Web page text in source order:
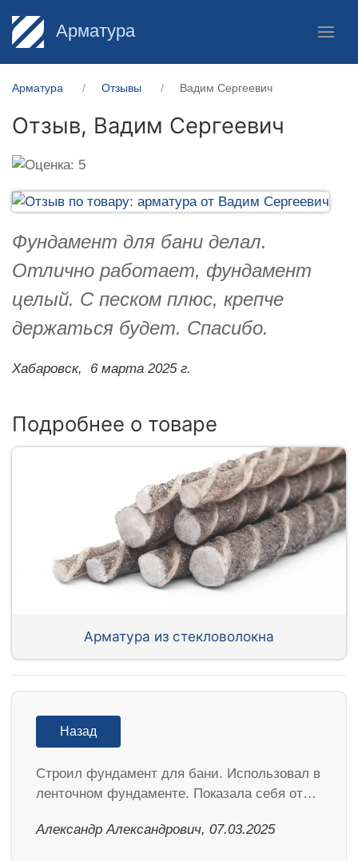
Арматура
Арматура Отзывы Вадим Сергеевич
Отзыв, Вадим Сергеевич
Фундамент для бани делал.
Отлично работает, фундамент
целый. С песком плюс, крепче
держаться будет. Спасибо.
Хабаровск, 6 марта 2025 г.
Подробнее о товаре
Арматура из стекловолокна
Назад
Строил фундамент для бани. Использовал в
ленточном фундаменте. Показала себя от…
Александр Александрович, 07.03.2025